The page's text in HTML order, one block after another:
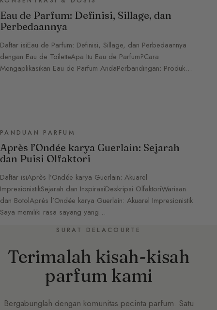
Eau de Parfum: Definisi, Sillage, dan
Perbedaannya
Daftar isiEau de Parfum: Definisi, Sillage, dan Perbedaannya
dengan Eau de ToiletteApa Itu Eau de Parfum?Cara
Mengaplikasikan Eau de Parfum AndaPerbandingan: Produk…
PANDUAN PARFUM
Après l’Ondée karya Guerlain: Sejarah
dan Puisi Olfaktori
Daftar isiAprès l’Ondée karya Guerlain: Akuarel
ImpresionistikSejarah dan InspirasiDeskripsi OlfaktoriWarisan
dan BotolAprès l’Ondée karya Guerlain: Akuarel Impresionistik
Saya memiliki rasa sayang yang…
SURAT DELACOURTE
Terimalah kisah-kisah
parfum kami
Bergabunglah dengan komunitas pecinta parfum. Satu